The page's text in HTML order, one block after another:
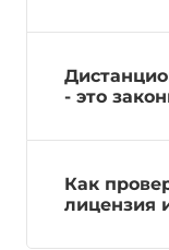
- это
Как
лицензия